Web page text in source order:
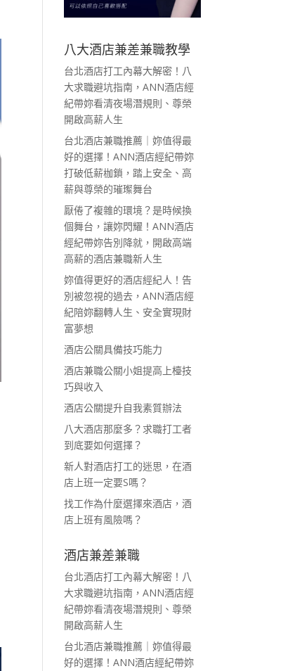
八大酒店兼差兼職教學
台北酒店打工內幕大解密！八
大求職避坑指南，ANN酒店經
紀帶妳看清夜場潛規則、尊榮
開啟高薪人生
台北酒店兼職推薦｜妳值得最
好的選擇！ANN酒店經紀帶妳
打破低薪枷鎖，踏上安全、高
薪與尊榮的璀璨舞台
厭倦了複雜的環境？是時候換
個舞台，讓妳閃耀！ANN酒店
經紀帶妳告別降就，開啟高端
高薪的酒店兼職新人生
妳值得更好的酒店經紀人！告
別被忽視的過去，ANN酒店經
紀陪妳翻轉人生、安全實現財
富夢想
酒店公關具備技巧能力
酒店兼職公關小姐提高上檯技
巧與收入
酒店公關提升自我素質辦法
八大酒店那麼多？求職打工者
到底要如何選擇？
新人對酒店打工的迷思，在酒
店上班一定要S嗎？
找工作為什麼選擇來酒店，酒
店上班有風險嗎？
酒店兼差兼職
台北酒店打工內幕大解密！八
大求職避坑指南，ANN酒店經
紀帶妳看清夜場潛規則、尊榮
開啟高薪人生
台北酒店兼職推薦｜妳值得最
好的選擇！ANN酒店經紀帶妳